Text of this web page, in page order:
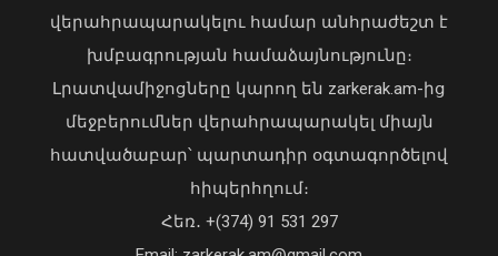
դեմ ծանր պայքարում»․ կյանքից
վերահրապարակելու համար անհրաժեշտ է
խմբագրության համաձայնությունը։
Լրատվամիջոցները կարող են zarkerak.am-ից
մեջբերումներ վերահրապարակել միայն
հատվածաբար՝ պարտադիր օգտագործելով
հիպերհղում։
Հեռ․ +(374) 91 531 297